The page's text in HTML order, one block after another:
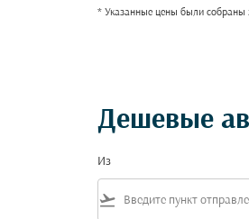
* Указанные цены были собраны
Дешевые
Из
flight_takeoff